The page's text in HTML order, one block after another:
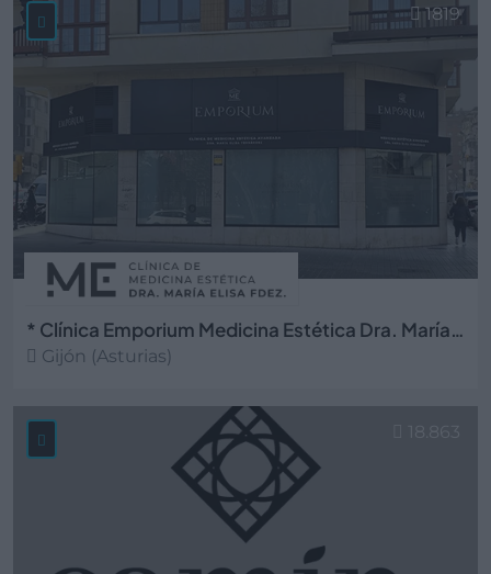
* Clínica Emporium Medicina Estética Dra. María Elisa Fernández
Gijón (Asturias)
1819